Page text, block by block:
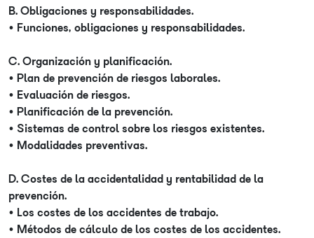
B. Obligaciones y responsabilidades.
• Funciones, obligaciones y responsabilidades.
C. Organización y planificación.
• Plan de prevención de riesgos laborales.
• Evaluación de riesgos.
• Planificación de la prevención.
• Sistemas de control sobre los riesgos existentes.
• Modalidades preventivas.
D. Costes de la accidentalidad y rentabilidad de la
prevención.
• Los costes de los accidentes de trabajo.
• Métodos de cálculo de los costes de los accidentes.